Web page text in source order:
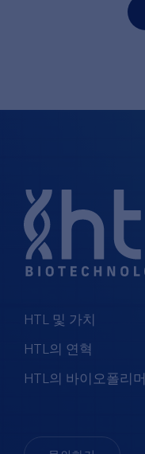
HTL 및 가치
HTL의 연혁
HTL의 바이오폴리머